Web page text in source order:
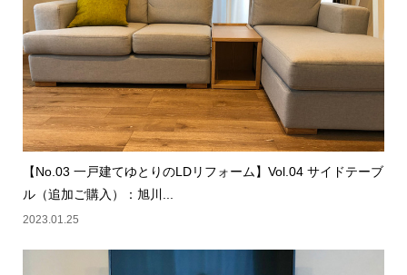
【No.03 一戸建てゆとりのLDリフォーム】Vol.04 サイドテーブ
ル（追加ご購入）：旭川...
2023.01.25